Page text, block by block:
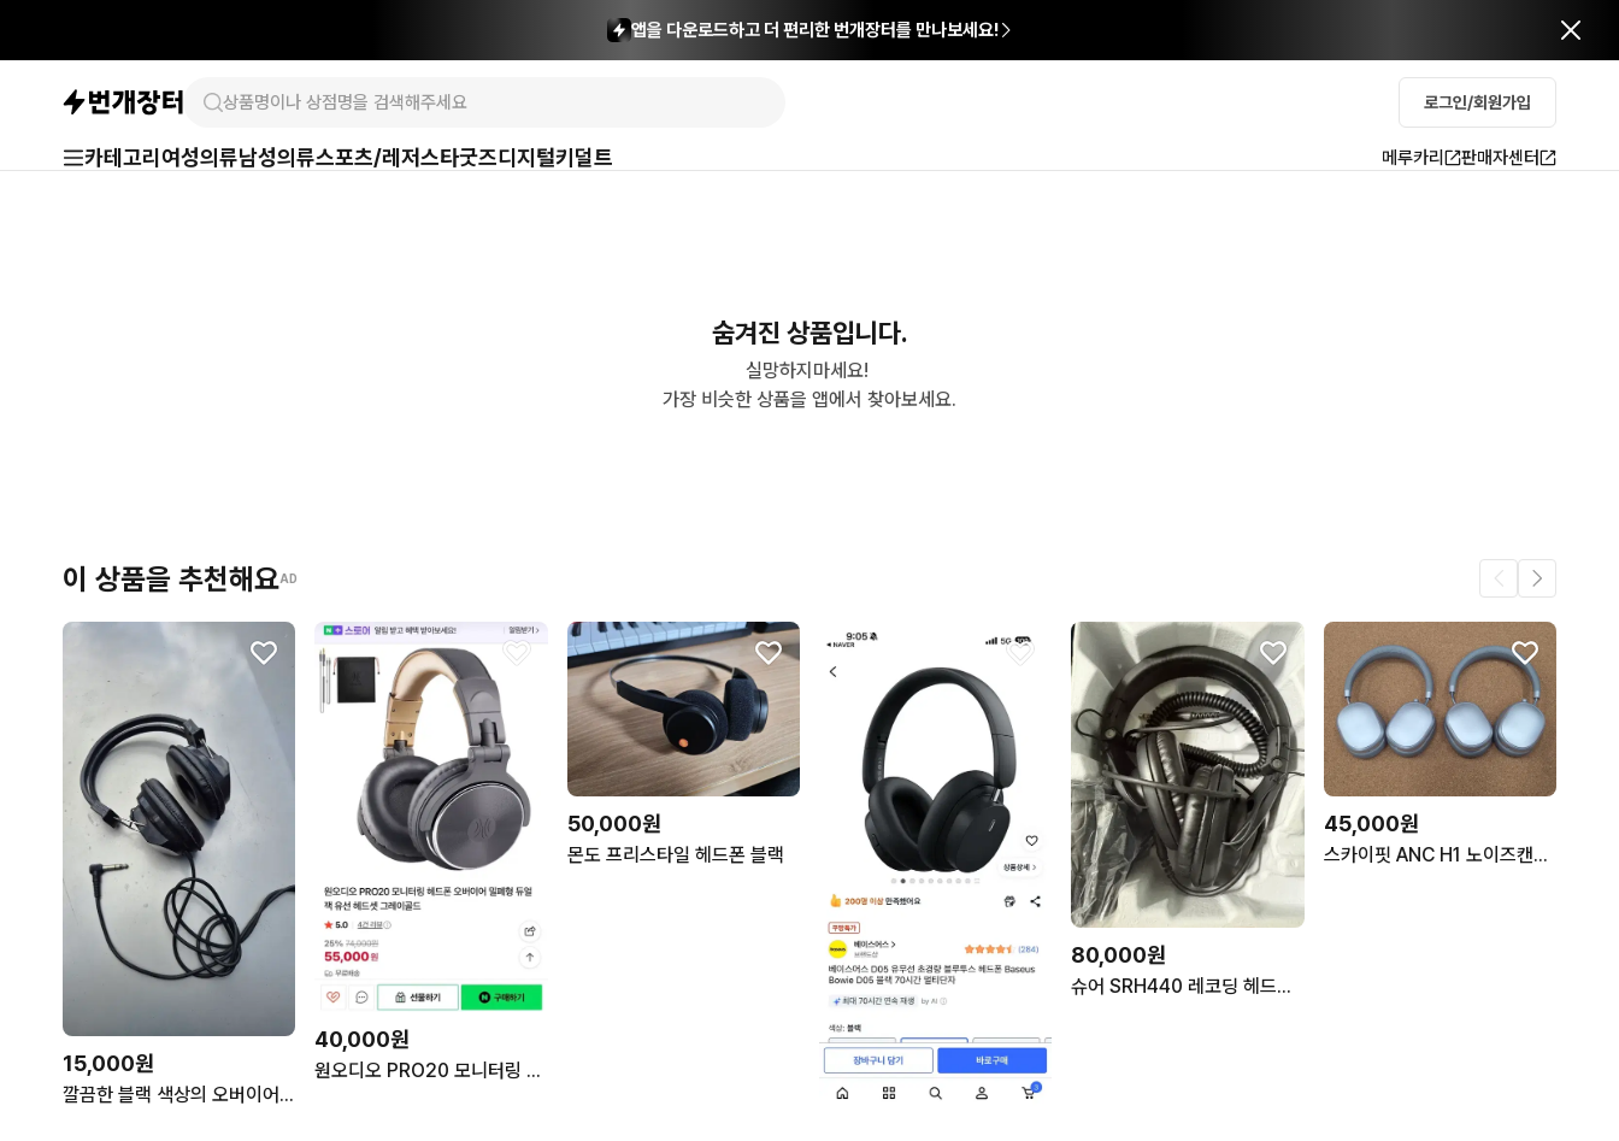
앱을 다운로드하고 더 편리한 번개장터를 만나보세요!
로그인/회원가입
카테고리 여성의류남성의류스포츠/레저스타굿즈디지털키덜트 메루카리 판매자센터
숨겨진 상품입니다.
실망하지마세요!
가장 비슷한 상품을 앱에서 찾아보세요.
이 상품을 추천해요AD
15,000원
깔끔한 블랙 색상의 오버이어 헤드폰
40,000원
원오디오 PRO20 모니터링 헤드폰
50,000원
몬도 프리스타일 헤드폰 블랙
80,000원
슈어 SRH440 레코딩 헤드폰 미사용 새상품
45,000원
스카이핏 ANC H1 노이즈캔슬링 무선 블루투스 헤드폰